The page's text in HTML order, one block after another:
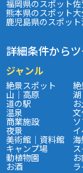
福岡県のスポット
熊本県のスポット
鹿児島県のスポット
詳細条件から
ジャンル
絶景スポット 絶
山｜高原
道の駅
温泉
商業施設
夜景
美術館｜資料館 海
キャンプ場
動植物園
お酒